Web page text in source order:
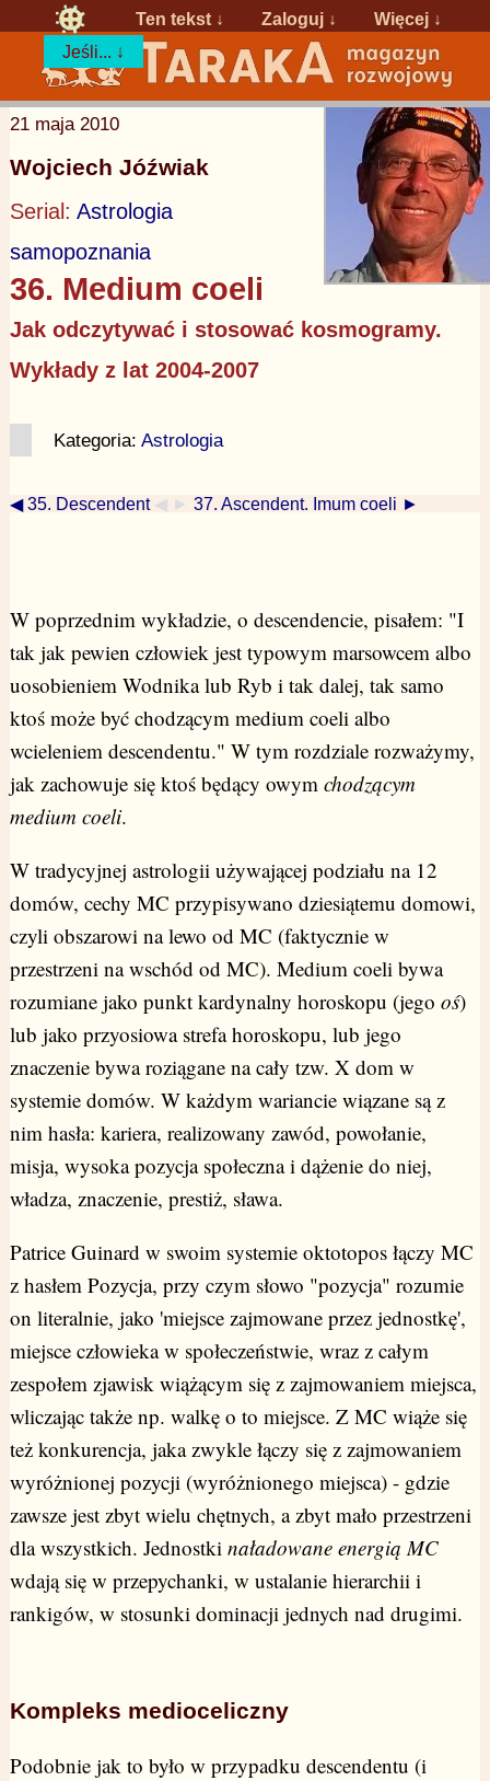
Ten tekst ↓ Zaloguj ↓
Więcej ↓
Jeśli... ↓
21 maja 2010
Wojciech Jóźwiak
Serial: Astrologia
samopoznania
36. Medium coeli
Jak odczytywać i stosować kosmogramy.
Wykłady z lat 2004-2007
Kategoria: Astrologia
◀ 35. Descendent ◀ ► 37. Ascendent. Imum coeli ►
W poprzednim wykładzie, o descendencie, pisałem: "I
tak jak pewien człowiek jest typowym marsowcem albo
uosobieniem Wodnika lub Ryb i tak dalej, tak samo
ktoś może być chodzącym medium coeli albo
wcieleniem descendentu." W tym rozdziale rozważymy,
jak zachowuje się ktoś będący owym chodzącym
medium coeli.
W tradycyjnej astrologii używającej podziału na 12
domów, cechy MC przypisywano dziesiątemu domowi,
czyli obszarowi na lewo od MC (faktycznie w
przestrzeni na wschód od MC). Medium coeli bywa
rozumiane jako punkt kardynalny horoskopu (jego oś)
lub jako przyosiowa strefa horoskopu, lub jego
znaczenie bywa roziągane na cały tzw. X dom w
systemie domów. W każdym wariancie wiązane są z
nim hasła: kariera, realizowany zawód, powołanie,
misja, wysoka pozycja społeczna i dążenie do niej,
władza, znaczenie, prestiż, sława.
Patrice Guinard w swoim systemie oktotopos łączy MC
z hasłem Pozycja, przy czym słowo "pozycja" rozumie
on literalnie, jako 'miejsce zajmowane przez jednostkę',
miejsce człowieka w społeczeństwie, wraz z całym
zespołem zjawisk wiążącym się z zajmowaniem miejsca,
wliczając także np. walkę o to miejsce. Z MC wiąże się
też konkurencja, jaka zwykle łączy się z zajmowaniem
wyróżnionej pozycji (wyróżnionego miejsca) - gdzie
zawsze jest zbyt wielu chętnych, a zbyt mało przestrzeni
dla wszystkich. Jednostki naładowane energią MC
wdają się w przepychanki, w ustalanie hierarchii i
rankigów, w stosunki dominacji jednych nad drugimi.
Kompleks medioceliczny
Podobnie jak to było w przypadku descendentu (i